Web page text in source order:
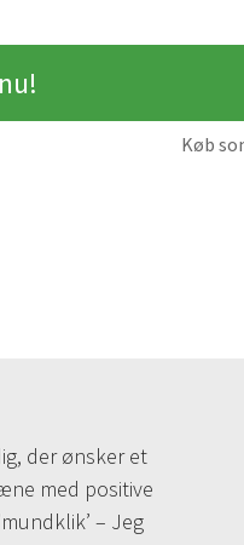
Køb
der ønsker et
med positive
– Jeg